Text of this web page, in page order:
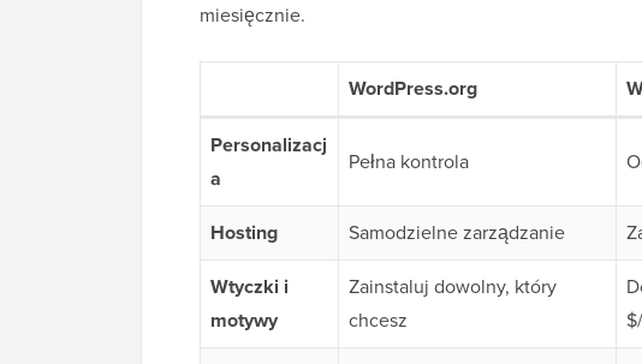
miesięcznie.
WordPress.org
Personalizacj
a
Pełna kontrola
Hosting Samodzielne zarządzanie
Wtyczki i
motywy
Zainstaluj dowolny, który
chcesz